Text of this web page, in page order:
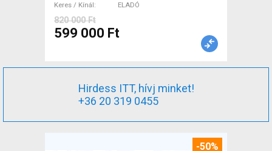
Keres / Kínál
ELADÓ
820 000 Ft
599 000 Ft
Hirdess ITT, hívj minket!
+36 20 319 0455
-50%